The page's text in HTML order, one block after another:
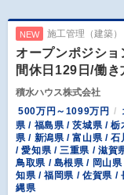
NEW 施工管理（建築）
オープンポジシ
間休日129日/働き
積水ハウス株式会社
500万円～1099万円
県 / 福島県 / 茨城県 / 栃
県 / 新潟県 / 富山県 /
/ 愛知県 / 三重県 / 滋賀
鳥取県 / 島根県 / 岡山
知県 / 福岡県 / 佐賀県 /
縄県